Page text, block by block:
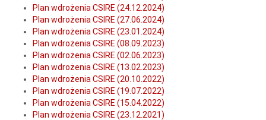
Plan wdrożenia CSIRE (24.12.2024)
Plan wdrożenia CSIRE (27.06.2024)
Plan wdrożenia CSIRE (23.01.2024)
Plan wdrożenia CSIRE (08.09.2023)
Plan wdrożenia CSIRE (02.06.2023)
Plan wdrożenia CSIRE (13.02.2023)
Plan wdrożenia CSIRE (20.10.2022)
Plan wdrożenia CSIRE (19.07.2022)
Plan wdrożenia CSIRE (15.04.2022)
Plan wdrożenia CSIRE (23.12.2021)